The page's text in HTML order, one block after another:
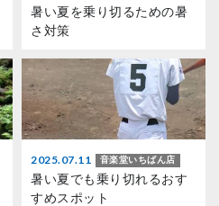
暑い夏を乗り切るための暑
さ対策
2025.07.11 音楽堂いちばん店
暑い夏でも乗り切れるおす
すめスポット